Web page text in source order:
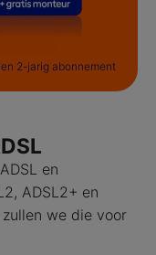
2-jarig abonnement
en
ADSL2+ en
we die voor